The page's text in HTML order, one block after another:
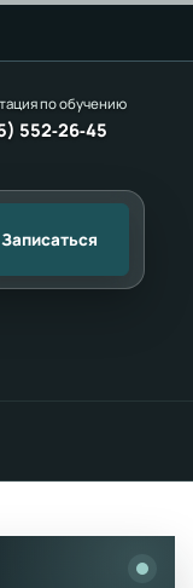
по обучению
552‑26‑45
Записаться